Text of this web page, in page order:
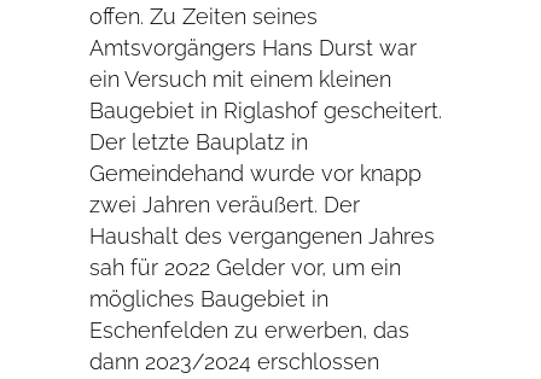
offen. Zu Zeiten seines
Amtsvorgängers Hans Durst war
ein Versuch mit einem kleinen
Baugebiet in Riglashof gescheitert.
Der letzte Bauplatz in
Gemeindehand wurde vor knapp
zwei Jahren veräußert. Der
Haushalt des vergangenen Jahres
sah für 2022 Gelder vor, um ein
mögliches Baugebiet in
Eschenfelden zu erwerben, das
dann 2023/2024 erschlossen